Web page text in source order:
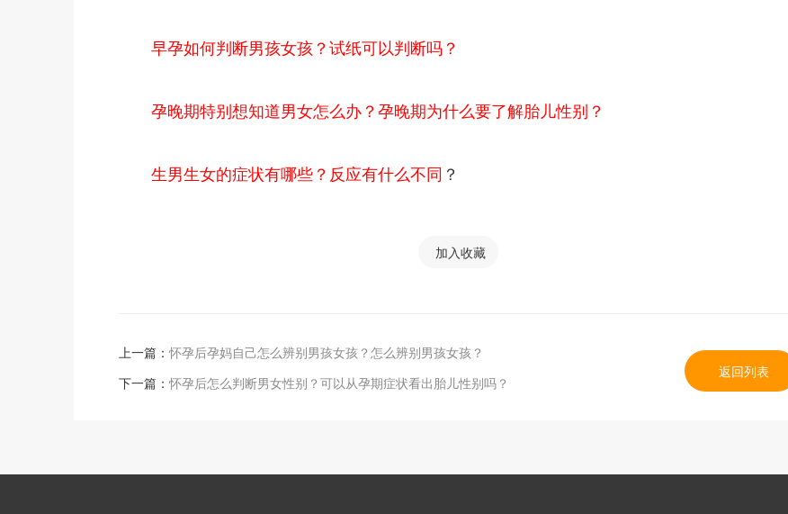
早孕如何判断男孩女孩？试纸可以判断吗？
孕晚期特别想知道男女怎么办？孕晚期为什么要了解胎儿性别？
生男生女的症状有哪些？反应有什么不同 ？
加入收藏
上一篇：怀孕后孕妈自己怎么辨别男孩女孩？怎么辨别男孩女孩？
下一篇：怀孕后怎么判断男女性别？可以从孕期症状看出胎儿性别吗？
返回列表